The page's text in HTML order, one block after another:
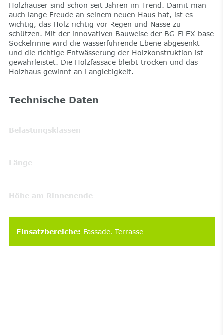
Holzhäuser sind schon seit Jahren im Trend. Damit man
auch lange Freude an seinem neuen Haus hat, ist es
wichtig, das Holz richtig vor Regen und Nässe zu
schützen. Mit der innovativen Bauweise der BG-FLEX base
Sockelrinne wird die wasserführende Ebene abgesenkt
und die richtige Entwässerung der Holzkonstruktion ist
gewährleistet. Die Holzfassade bleibt trocken und das
Holzhaus gewinnt an Langlebigkeit.
Technische Daten
Belastungsklassen
Länge
Höhe am Rinnenende
Einsatzbereiche: Fassade Terrasse